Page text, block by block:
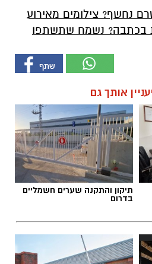
נחשף? צילומים מאירוע
בכתבה? נשמח שתשתפו
אותך גם
תיקון והתקנה שערים חשמליים
בדרום